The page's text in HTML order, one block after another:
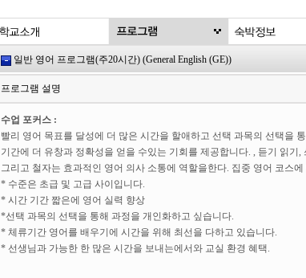
일반 영어 프로그램(주20시간) (General English (GE))
프로그램 설명
수업 포커스 :
빨리 영어 목표를 달성에 더 많은 시간을 할애하고 선택 과목의 선택을
기간에 더 유창과 정확성을 얻을 수있는 기회를 제공합니다. , 듣기 읽기
그리고 철자는 효과적인 영어 의사 소통에 역할을한다. 집중 영어 코스
* 수준은 초급 및 고급 사이입니다.
* 시간 기간 짧은에 영어 실력 향상
*선택 과목의 선택을 통해 과정을 개인화하고 싶습니다.
* 체류기간 영어를 배우기에 시간을 위해 최선을 다하고 있습니다.
* 선생님과 가능한 한 많은 시간을 보내는에서와 교실 환경 혜택.